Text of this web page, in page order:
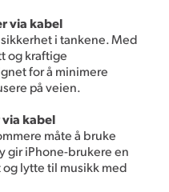
via kabel
i tankene. Med
og kraftige
for å minimere
på veien.
via kabel
måte å bruke
gir iPhone-brukere en
lytte til musikk med